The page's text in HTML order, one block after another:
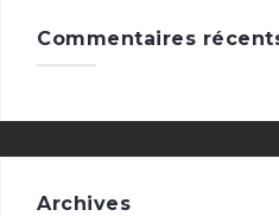
Commentaires
Archives